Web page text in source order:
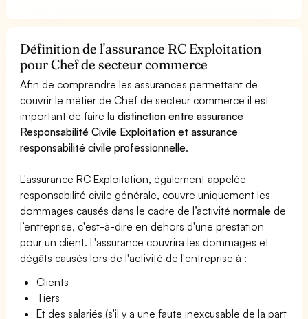
Définition de l'assurance RC Exploitation
pour Chef de secteur commerce
Afin de comprendre les assurances permettant de
couvrir le métier de Chef de secteur commerce il est
important de faire ladistinction entre assurance
Responsabilité Civile Exploitation et assurance
responsabilité civile professionnelle.
L'assurance RC Exploitation, également appelée
responsabilité civile générale, couvre uniquement les
dommages causés dans le cadre de l’activiténormale de
l’entreprise, c'est-à-dire en dehors d'une prestation
pour un client. L'assurance couvrira les dommages et
dégâts causés lors de l'activité de l'entreprise à :
Clients
Tiers
Et des salariés (s'il y a une faute inexcusable de la part